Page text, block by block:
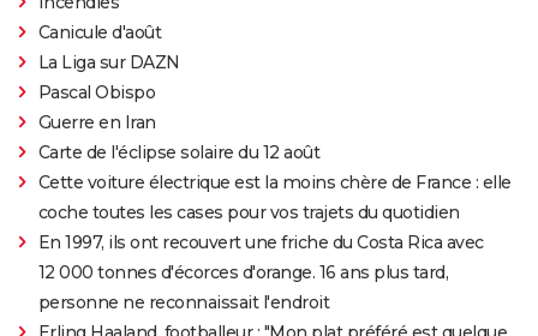
Canicule d'août
La Liga sur DAZN
Pascal Obispo
Guerre en Iran
Carte de l'éclipse solaire du 12 août
Cette voiture électrique est la moins chère de France : elle
coche toutes les cases pour vos trajets du quotidien
En 1997, ils ont recouvert une friche du Costa Rica avec
12 000 tonnes d'écorces d'orange. 16 ans plus tard,
personne ne reconnaissait l'endroit